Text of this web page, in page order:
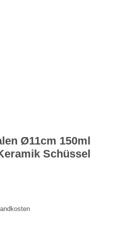
Ø11cm 150ml
Schüssel